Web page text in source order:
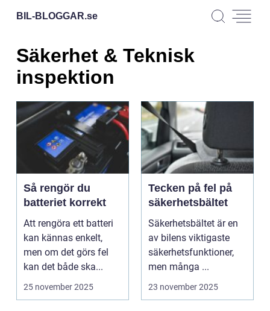
BIL-BLOGGAR.se
Säkerhet & Teknisk
inspektion
Så rengör du
batteriet korrekt
Att rengöra ett batteri
kan kännas enkelt,
men om det görs fel
kan det både ska...
25 november 2025
Tecken på fel på
säkerhetsbältet
Säkerhetsbältet är en
av bilens viktigaste
säkerhetsfunktioner,
men många ...
23 november 2025